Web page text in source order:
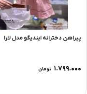
پیراهن دخترانه ایندیگو مدل لارا
۱.۷۹۹.۰۰۰ تومان